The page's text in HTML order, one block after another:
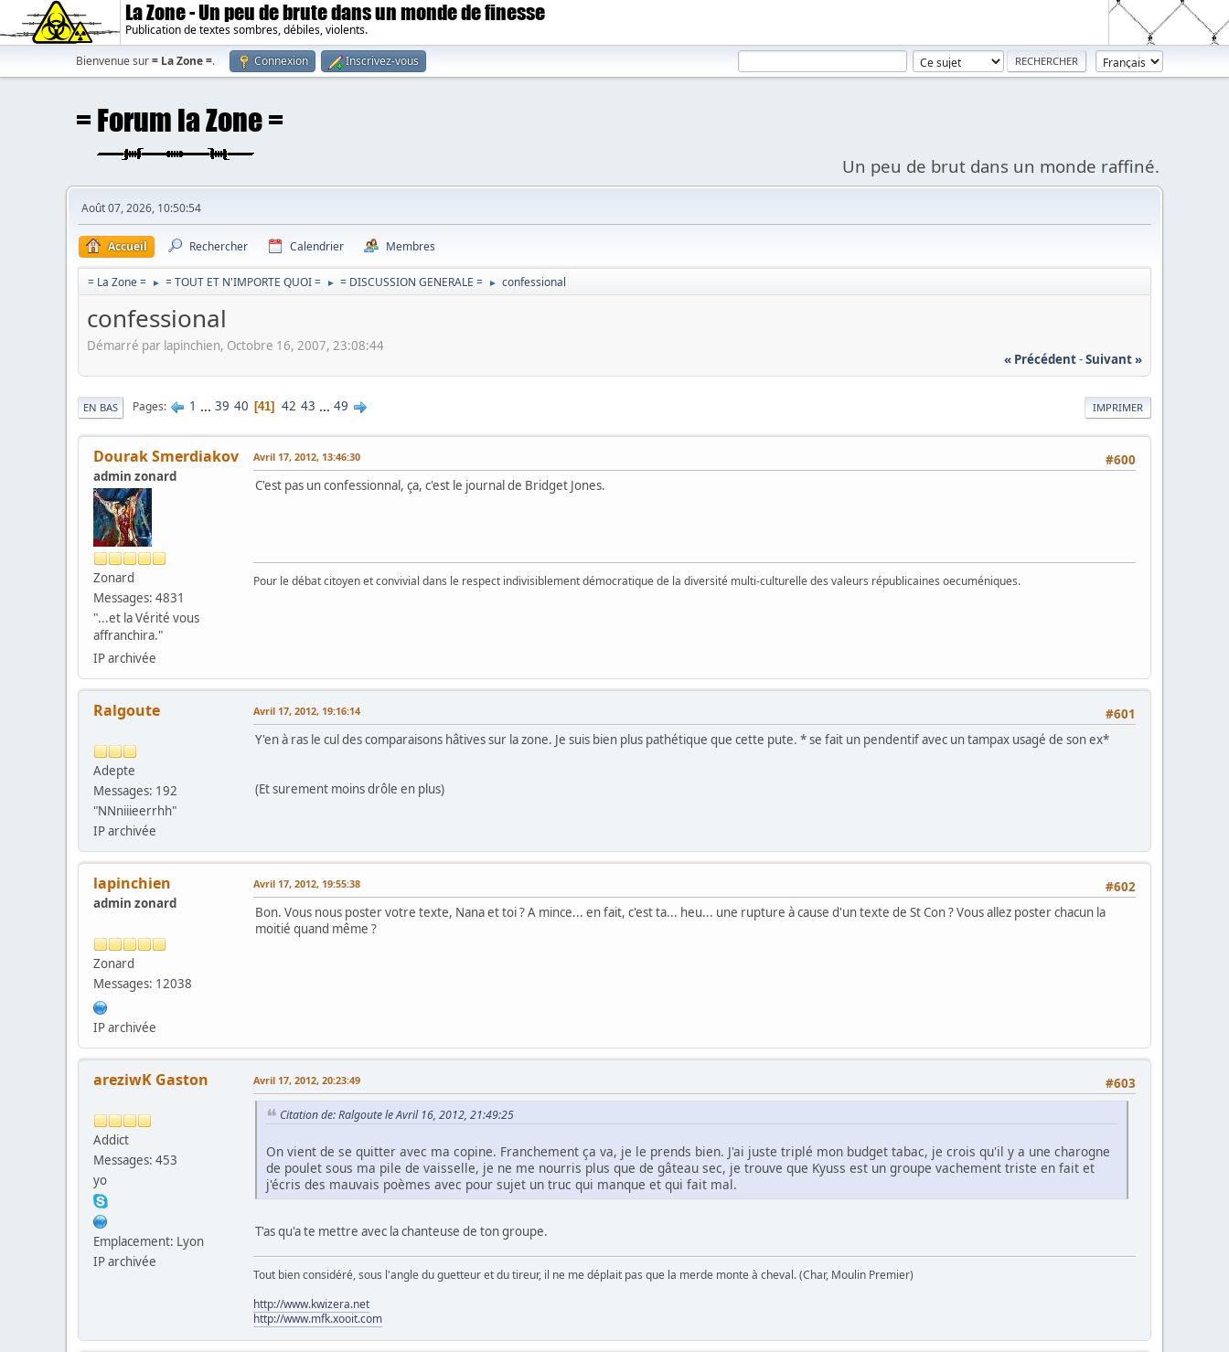
La Zone - Un peu de brute dans un monde de finesse
Publication de textes sombres, débiles, violents.
Bienvenue sur= La Zone =. Connexion Inscrivez-vous
Un peu de brut dans un monde raffiné.
Août 07, 2026, 10:50:54
Accueil Rechercher Calendrier Membres
= La Zone = ► = TOUT ET N'IMPORTE QUOI = ► = DISCUSSION GENERALE = ► confessional
confessional
Démarré par lapinchien, Octobre 16, 2007, 23:08:44
« Précédent-Suivant »
IMPRIMER
EN BAS Pages 1 ... 39 40 41 42 43 ... 49
Dourak Smerdiakov
admin zonard
Zonard
Messages: 4831
"...et la Vérité vous
affranchira."
IP archivée
#600
Avril 17, 2012, 13:46:30
C'est pas un confessionnal, ça, c'est le journal de Bridget Jones.
Pour le débat citoyen et convivial dans le respect indivisiblement démocratique de la diversité multi-culturelle des valeurs républicaines oecuméniques.
Ralgoute
Adepte
Messages: 192
"NNniiieerrhh"
IP archivée
#601
Avril 17, 2012, 19:16:14
Y'en à ras le cul des comparaisons hâtives sur la zone. Je suis bien plus pathétique que cette pute. * se fait un pendentif avec un tampax usagé de son ex*
(Et surement moins drôle en plus)
lapinchien
admin zonard
Zonard
Messages: 12038
IP archivée
#602
Avril 17, 2012, 19:55:38
Bon. Vous nous poster votre texte, Nana et toi ? A mince... en fait, c'est ta... heu... une rupture à cause d'un texte de St Con ? Vous allez poster chacun la
moitié quand même ?
areziwK Gaston
Addict
Messages: 453
yo
Emplacement: Lyon
IP archivée
#603
Avril 17, 2012, 20:23:49
Citation de: Ralgoute le Avril 16, 2012, 21:49:25
On vient de se quitter avec ma copine. Franchement ça va, je le prends bien. J'ai juste triplé mon budget tabac, je crois qu'il y a une charogne
de poulet sous ma pile de vaisselle, je ne me nourris plus que de gâteau sec, je trouve que Kyuss est un groupe vachement triste en fait et
j'écris des mauvais poèmes avec pour sujet un truc qui manque et qui fait mal.
T'as qu'a te mettre avec la chanteuse de ton groupe.
Tout bien considéré, sous l'angle du guetteur et du tireur, il ne me déplait pas que la merde monte à cheval. (Char, Moulin Premier)
http://www.kwizera.net
http://www.mfk.xooit.com